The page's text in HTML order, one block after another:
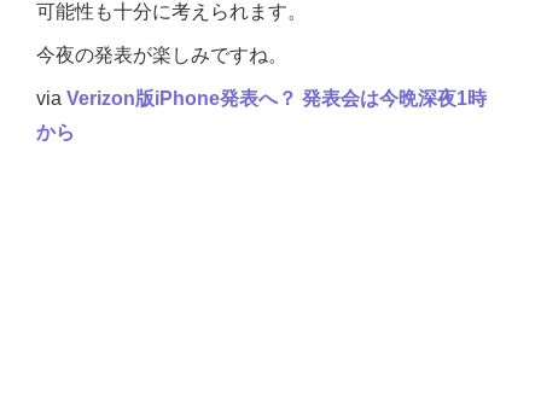
可能性も十分に考えられます。
今夜の発表が楽しみですね。
via Verizon版iPhone発表へ？ 発表会は今晩深夜1時
から